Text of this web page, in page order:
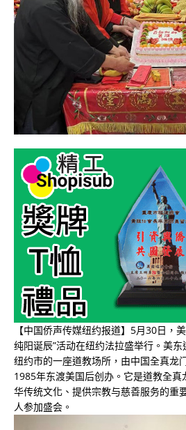
【中国侨声传媒纽约报道】5月30日，
纯阳诞辰”活动在纽约法拉盛举行。美
纽约市的一座道教场所，由中国全真龙
1985年东渡美国后创办。它是道教全
华传统文化、提供宗教与慈善服务的重
人参加盛会。